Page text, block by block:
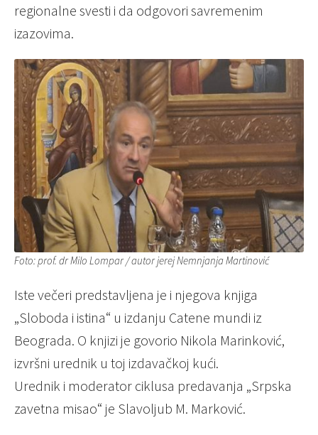
regionalne svesti i da odgovori savremenim
izazovima.
Foto: prof. dr Milo Lompar/autorjerej Nemnjanja Martinović
Iste večeri predstavljena je i njegova knjiga
„Sloboda i istina“ u izdanju Catene mundi iz
Beograda. O knjizi je govorio Nikola Marinković,
izvršni urednik u toj izdavačkoj kući.
Urednik i moderator ciklusa predavanja „Srpska
zavetna misao“ je Slavoljub M. Marković.